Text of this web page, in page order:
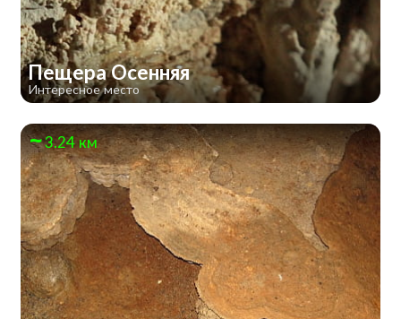
Пещера Осенняя
Интересное место
3.24 км